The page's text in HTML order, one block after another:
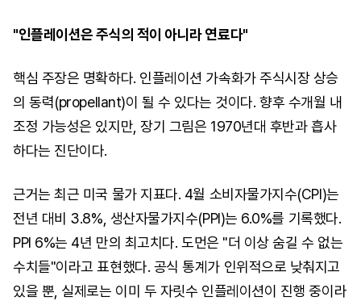
"인플레이션은 주식의 적이 아니라 연료다"
핵심 주장은 명확하다. 인플레이션 가속화가 주식시장 상승
의 동력(propellant)이 될 수 있다는 것이다. 향후 수개월 내
조정 가능성은 있지만, 장기 그림은 1970년대 후반과 흡사
하다는 진단이다.
근거는 최근 미국 물가 지표다. 4월 소비자물가지수(CPI)는
전년 대비 3.8%, 생산자물가지수(PPI)는 6.0%를 기록했다.
PPI 6%는 4년 만의 최고치다. 도먼은 "더 이상 숨길 수 없는
수치들"이라고 표현했다. 공식 통계가 인위적으로 낮춰지고
있을 뿐, 실제로는 이미 두 자릿수 인플레이션이 진행 중이라